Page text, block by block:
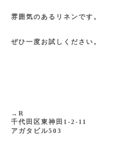
雰囲気のあるリネンです。
ぜひ一度お試しください。
→R
千代田区東神田1-2-11
アガタビル503